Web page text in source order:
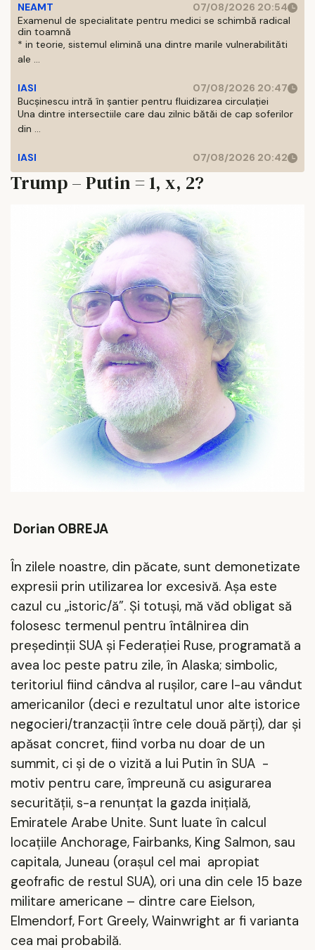
NEAMT
07/08/2026 20:54
Examenul de specialitate pentru medici se schimbă radical
din toamnă
* in teorie, sistemul elimină una dintre marile vulnerabilităti
ale ...
IASI
07/08/2026 20:47
Bucșinescu intră în șantier pentru fluidizarea circulației
Una dintre intersectiile care dau zilnic bătăi de cap soferilor
din ...
IASI 07/08/2026 20:42
Trump – Putin = 1, x, 2?
Dorian OBREJA
În zilele noastre, din păcate, sunt demonetizate
expresii prin utilizarea lor excesivă. Așa este
cazul cu „istoric/ă”. Și totuși, mă văd obligat să
folosesc termenul pentru întâlnirea din
președinții SUA și Federației Ruse, programată a
avea loc peste patru zile, în Alaska; simbolic,
teritoriul fiind cândva al rușilor, care l-au vândut
americanilor (deci e rezultatul unor alte istorice
negocieri/tranzacții între cele două părți), dar și
apăsat concret, fiind vorba nu doar de un
summit, ci și de o vizită a lui Putin în SUA -
motiv pentru care, împreună cu asigurarea
securității, s-a renunțat la gazda inițială,
Emiratele Arabe Unite. Sunt luate în calcul
locațiile Anchorage, Fairbanks, King Salmon, sau
capitala, Juneau (orașul cel mai apropiat
geofrafic de restul SUA), ori una din cele 15 baze
militare americane – dintre care Eielson,
Elmendorf, Fort Greely, Wainwright ar fi varianta
cea mai probabilă.